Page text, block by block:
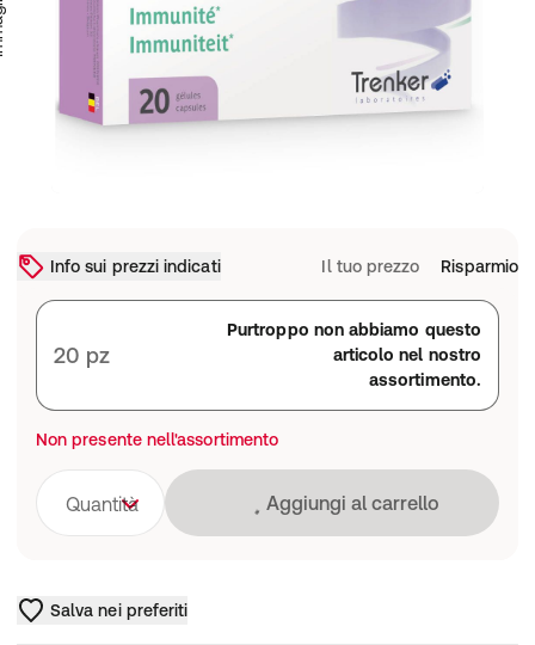
Info sui prezzi indicati Il tuo prezzo Risparmio
20 pz
Purtroppo non abbiamo questo
articolo nel nostro
assortimento.
Non presente nell'assortimento
Quantità Caricamento in
Aggiungi al carrello
Salva nei preferiti